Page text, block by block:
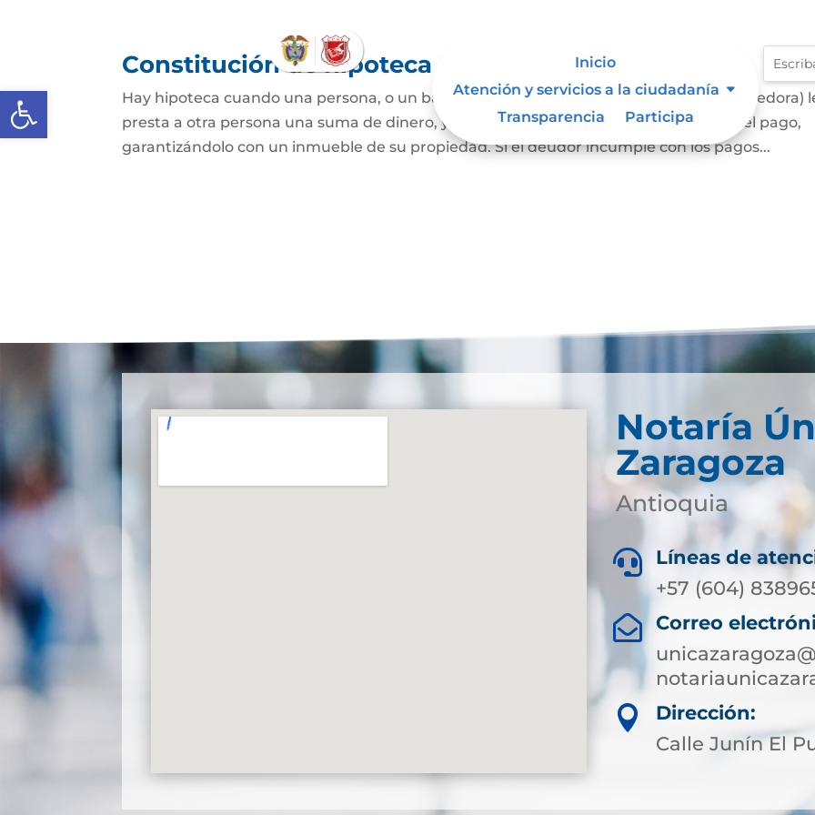
Abrir barra de herramientas
Inicio
Atención y servicios a la ciudadanía
Transparencia
Participa
Constitución de hipoteca
Hay hipoteca cuando una persona, o un banco o una entidad financiera (llamada acreedora)
presta a otra persona una suma de dinero, y esta última (llamada deudora) asegura el pago,
garantizándolo con un inmueble de su propiedad. Si el deudor incumple con los pagos...
Notaría
Zaragoza
Antioquia

Líneas de
+57 (604)

Correo

Dirección:
Calle Junín El